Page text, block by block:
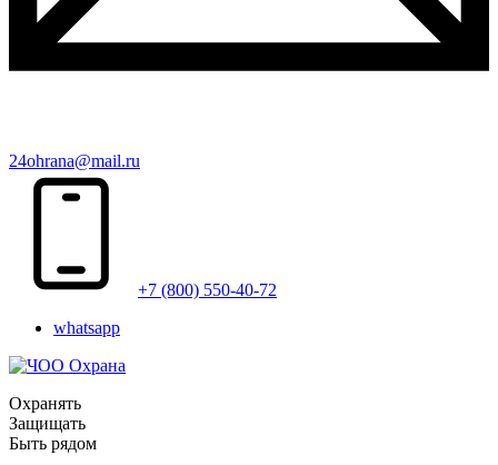
24ohrana@mail.ru
+7 (800) 550-40-72
whatsapp
Охранять
Защищать
Быть рядом